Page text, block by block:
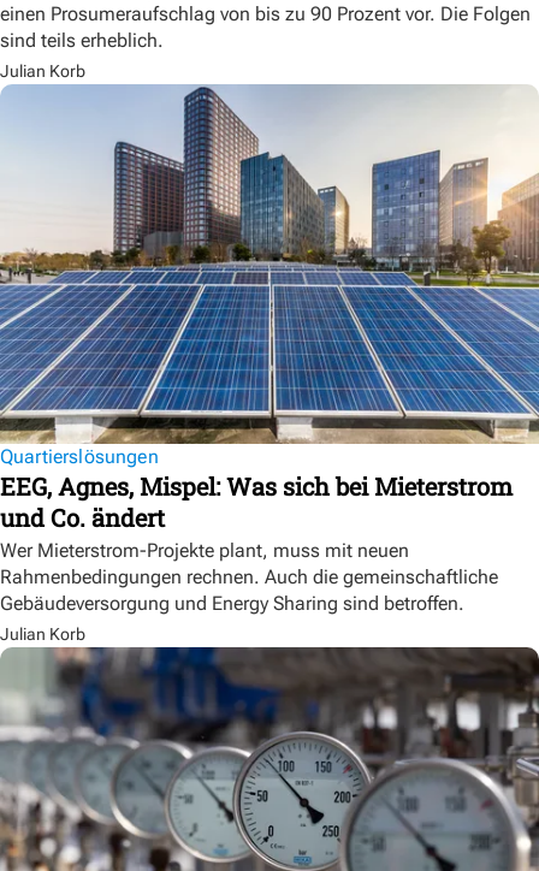
einen Prosumeraufschlag von bis zu 90 Prozent vor. Die Folgen
sind teils erheblich.
Julian Korb
Quartierslösungen
EEG, Agnes, Mispel: Was sich bei Mieterstrom
und Co. ändert
Wer Mieterstrom-Projekte plant, muss mit neuen
Rahmenbedingungen rechnen. Auch die gemeinschaftliche
Gebäudeversorgung und Energy Sharing sind betroffen.
Julian Korb